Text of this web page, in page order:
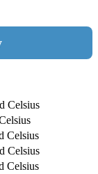
Celsius
Celsius
Celsius
Celsius